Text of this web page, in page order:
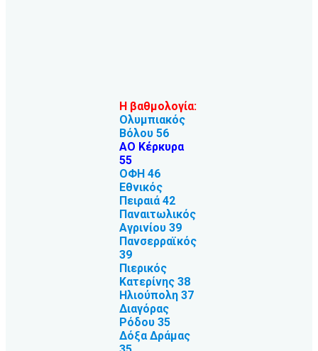
Η βαθμολογία:
Ολυμπιακός
Βόλου 56
ΑΟ Κέρκυρα
55
ΟΦΗ 46
Εθνικός
Πειραιά 42
Παναιτωλικός
Αγρινίου 39
Πανσερραϊκός
39
Πιερικός
Κατερίνης 38
Ηλιούπολη 37
Διαγόρας
Ρόδου 35
Δόξα Δράμας